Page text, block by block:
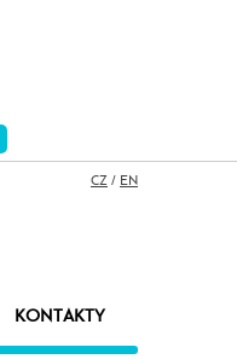
CZ / EN
KONTAKTY